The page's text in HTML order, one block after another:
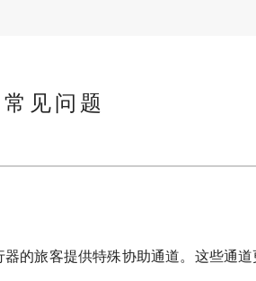
常见问题
的旅客提供特殊协助通道。这些通